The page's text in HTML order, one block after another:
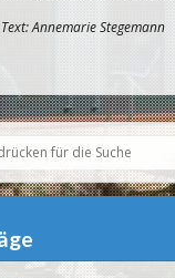
Annemarie Stegemann